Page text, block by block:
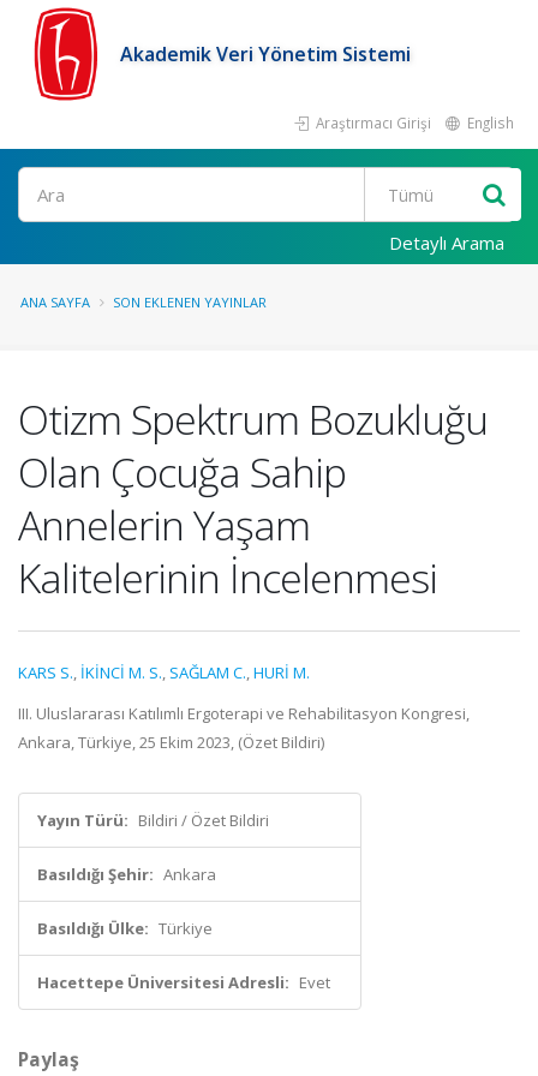
Akademik Veri Yönetim Sistemi
Araştırmacı Girişi English
Ara
Detaylı Arama
ANA SAYFA SON EKLENEN YAYINLAR
Otizm Spektrum Bozukluğu
Olan Çocuğa Sahip
Annelerin Yaşam
Kalitelerinin İncelenmesi
KARS S., İKİNCİ M. S., SAĞLAM C.,HURİ M.
III. Uluslararası Katılımlı Ergoterapi ve Rehabilitasyon Kongresi,
Ankara, Türkiye, 25 Ekim 2023, (Özet Bildiri)
Yayın Türü: Bildiri / Özet Bildiri
Basıldığı Şehir: Ankara
Basıldığı Ülke: Türkiye
Hacettepe Üniversitesi Adresli: Evet
Paylaş